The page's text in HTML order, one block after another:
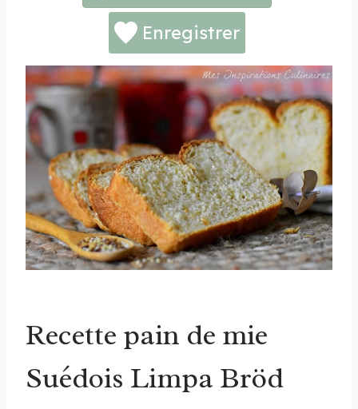
Enregistrer
Recette pain de mie
Suédois Limpa Bröd